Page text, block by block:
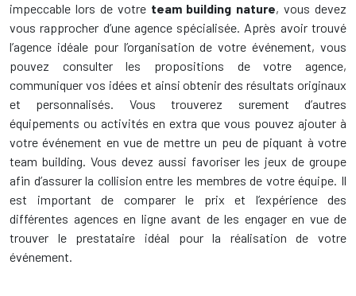
impeccable lors de votre team building nature, vous devez
vous rapprocher d’une agence spécialisée. Après avoir trouvé
l’agence idéale pour l’organisation de votre événement, vous
pouvez consulter les propositions de votre agence,
communiquer vos idées et ainsi obtenir des résultats originaux
et personnalisés. Vous trouverez surement d’autres
équipements ou activités en extra que vous pouvez ajouter à
votre événement en vue de mettre un peu de piquant à votre
team building. Vous devez aussi favoriser les jeux de groupe
afin d’assurer la collision entre les membres de votre équipe. Il
est important de comparer le prix et l’expérience des
différentes agences en ligne avant de les engager en vue de
trouver le prestataire idéal pour la réalisation de votre
événement.